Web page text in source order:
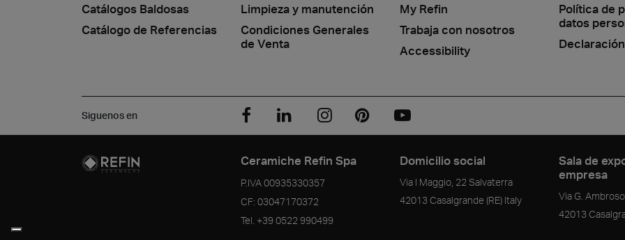
Catálogos Baldosas
Catálogo de Referencias
Limpieza y manutención
Condiciones Generales
de Venta
My Refin
Trabaja con nosotros
Accessibility
Política de
datos
Siguenos en
Ceramiche Refin Spa
P.IVA00935330357
CF: 03047170372
Tel. +39 0522 990499
Domicilio social
Via I Maggio, 22 Salvaterra
42013 Casalgrande (RE) Italy
Sala de
empresa
Via G.
42013